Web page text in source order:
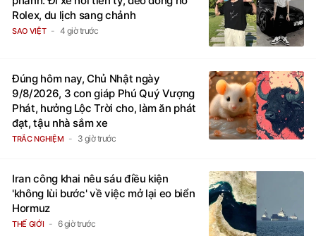
Rolex, du lịch sang chảnh
SAO VIỆT 4 giờ trước
Đúng hôm nay, Chủ Nhật ngày
9/8/2026, 3 con giáp Phú Quý Vượng
Phát, hưởng Lộc Trời cho, làm ăn phát
đạt, tậu nhà sắm xe
TRẮC NGHIỆM 3 giờ trước
Iran công khai nêu sáu điều kiện
'không lùi bước' về việc mở lại eo biển
Hormuz
THẾ GIỚI 6 giờ trước